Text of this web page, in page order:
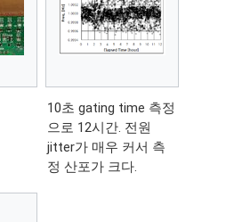
10초 gating time 측정
으로 12시간. 전원
jitter가 매우 커서 측
정 산포가 크다.